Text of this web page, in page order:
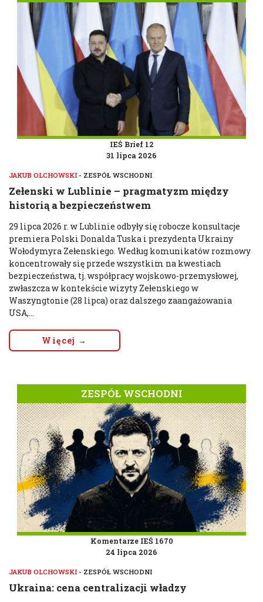
IEŚ Brief 12
31 lipca 2026
JAKUB OLCHOWSKI - ZESPÓŁ WSCHODNI
Zełenski w Lublinie – pragmatyzm między
historią a bezpieczeństwem
29 lipca 2026 r. w Lublinie odbyły się robocze konsultacje
premiera Polski Donalda Tuska i prezydenta Ukrainy
Wołodymyra Zełenskiego. Według komunikatów rozmowy
koncentrowały się przede wszystkim na kwestiach
bezpieczeństwa, tj. współpracy wojskowo-przemysłowej,
zwłaszcza w kontekście wizyty Zełenskiego w
Waszyngtonie (28 lipca) oraz dalszego zaangażowania
USA,...
Więcej →
ZESPÓŁ WSCHODNI
Komentarze IEŚ 1670
24 lipca 2026
JAKUB OLCHOWSKI - ZESPÓŁ WSCHODNI
Ukraina: cena centralizacji władzy